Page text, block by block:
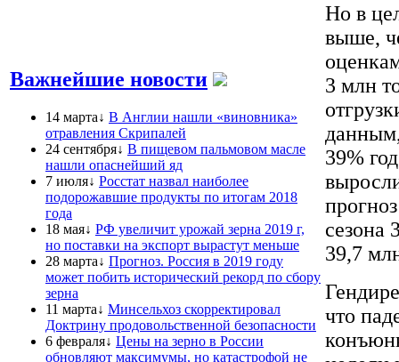
Важнейшие новости
14 марта↓ В Англии нашли «виновника»
отравления Скрипалей
24 сентября↓ В пищевом пальмовом масле
нашли опаснейший яд
7 июля↓ Росстат назвал наиболее
подорожавшие продукты по итогам 2018
года
18 мая↓ РФ увеличит урожай зерна 2019 г,
но поставки на экспорт вырастут меньше
28 марта↓ Прогноз. Россия в 2019 году
может побить исторический рекорд по сбору
зерна
11 марта↓ Минсельхоз скорректировал
Доктрину продовольственной безопасности
6 февраля↓ Цены на зерно в России
обновляют максимумы, но катастрофой не
Но в
выше,
3 млн
39%
сезона
39,7
что